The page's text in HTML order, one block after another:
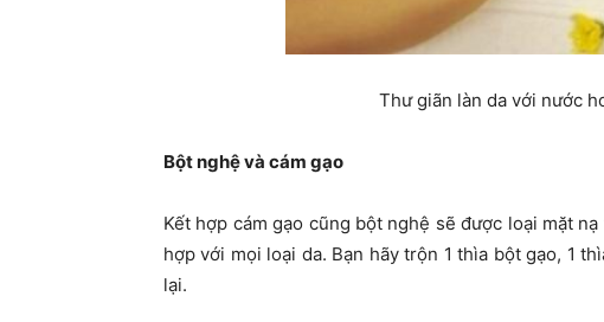
Thư giãn làn da với nước
Bột nghệ và cám gạo
Kết hợp cám gạo cũng bột nghệ sẽ được loại mặt
hợp với mọi loại da. Bạn hãy trộn 1 thìa bột gạo, 1
lại.